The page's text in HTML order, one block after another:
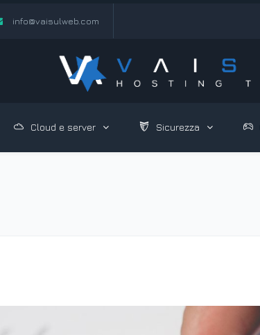
info@vaisulweb.com
Cloud e server Sicurezza